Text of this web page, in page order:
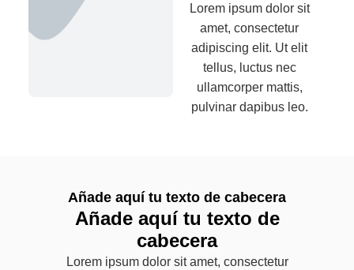
Lorem ipsum dolor sit
amet, consectetur
adipiscing elit. Ut elit
tellus, luctus nec
ullamcorper mattis,
pulvinar dapibus leo.
Añade aquí tu texto de cabecera
Añade aquí tu texto de
cabecera
Lorem ipsum dolor sit amet, consectetur